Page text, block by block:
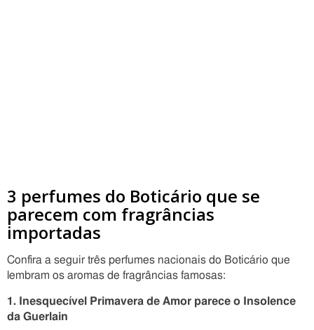
3 perfumes do Boticário que se
parecem com fragrâncias
importadas
Confira a seguir três perfumes nacionais do Boticário que
lembram os aromas de fragrâncias famosas:
1. Inesquecível Primavera de Amor parece o Insolence
da Guerlain